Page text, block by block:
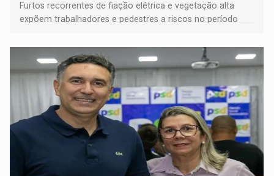
Furtos recorrentes de fiação elétrica e vegetação alta
expõem trabalhadores e pedestres a riscos no período